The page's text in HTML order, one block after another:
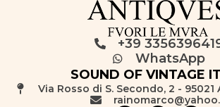
+39
WhatsApp
SOUND OF VINTAGE
Via Rosso di S. Secondo, 2 - 95021